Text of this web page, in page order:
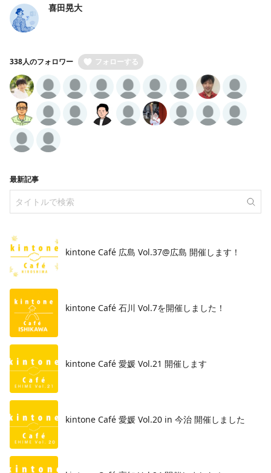
喜田晃大
338人のフォロワー フォローする
最新記事
kintone Café 広島 Vol.37@広島 開催します！
​kintone Café 石川 Vol.7を開催しました！
kintone Café 愛媛 Vol.21 開催します
kintone Café 愛媛 Vol.20 in 今治 開催しました